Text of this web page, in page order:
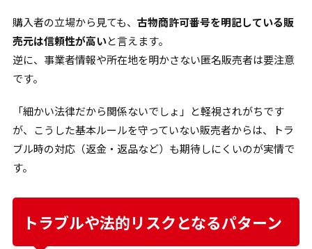
購入者の立場から見ても、 古物商許可番号を明記している販
売元は信頼性が高いと言えます。
逆に、事業者情報や所在地を明かさない匿名販売者は要注意
です。
「細かい法律だから関係ないでしょ」と軽視されがちです
が、こうした基本ルールを守っていない販売者からは、トラ
ブル時の対応（返金・返品など）も期待しにくいのが実情で
す。
トラブルや法的リスクとなるパターン